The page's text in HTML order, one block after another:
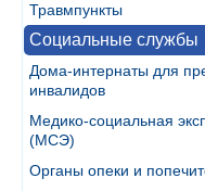
Травмпункты
Социальные службы
Дома-интернаты для
инвалидов
Медико-социальная
(МСЭ)
Органы опеки и